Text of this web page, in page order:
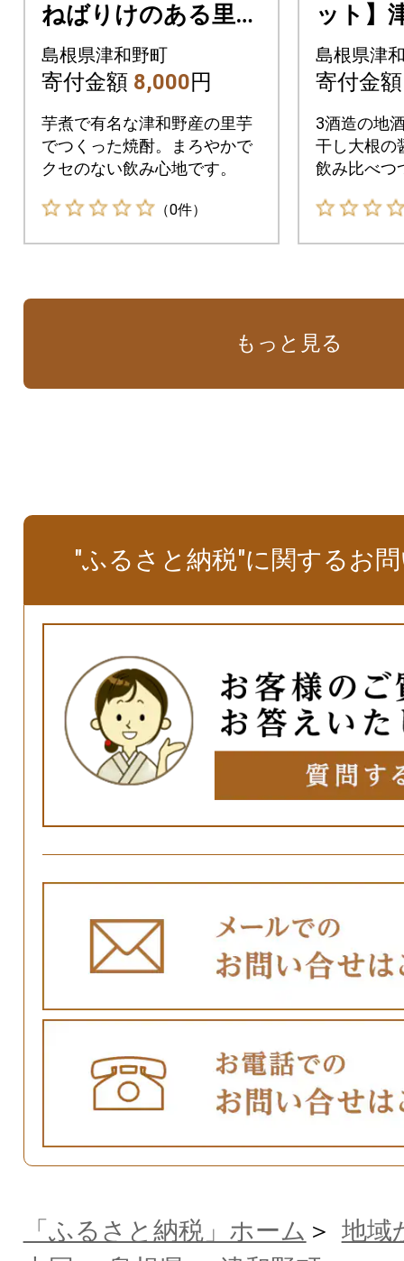
ねばりけのある里芋
でつくった里芋焼酎
【大(720ml)×1本】
島根県津和野町
寄付金額 8,000円
芋煮で有名な津和野産の里芋
でつくった焼酎。まろやかで
クセのない飲み心地です。
（0件）
ット】
酒3本
セット
島根県津
寄付金
3酒造の地
干し大根の
飲み比べつ
もっと見る
"ふるさと納税"に関するお
「ふるさと納税」ホーム
地域